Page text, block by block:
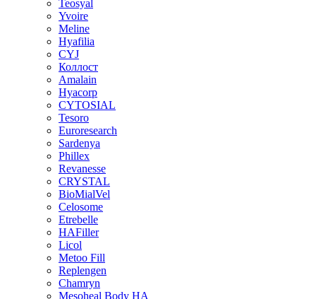
Teosyal
Yvoire
Meline
Hyafilia
CYJ
Коллост
Amalain
Hyacorp
CYTOSIAL
Tesoro
Euroresearch
Sardenya
Phillex
Revanesse
CRYSTAL
BioMialVel
Celosome
Etrebelle
HAFiller
Licol
Metoo Fill
Replengen
Chamryn
Mesoheal Body HA